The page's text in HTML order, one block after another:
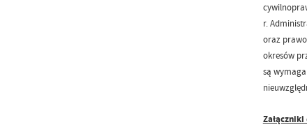
r.
oraz
okresów
są
Załączniki